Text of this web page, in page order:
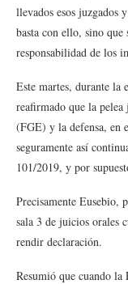
llevados esos juzgados
basta con ello, sino
responsabilidad de los
Este martes, durante la
reafirmado que la
(FGE) y la defensa, en
seguramente así
101/2019, y por
Precisamente Eusebio,
sala 3 de juicios orales
rendir declaración.
Resumió que cuando la